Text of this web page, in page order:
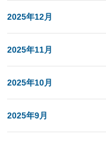
2025年12月
2025年11月
2025年10月
2025年9月